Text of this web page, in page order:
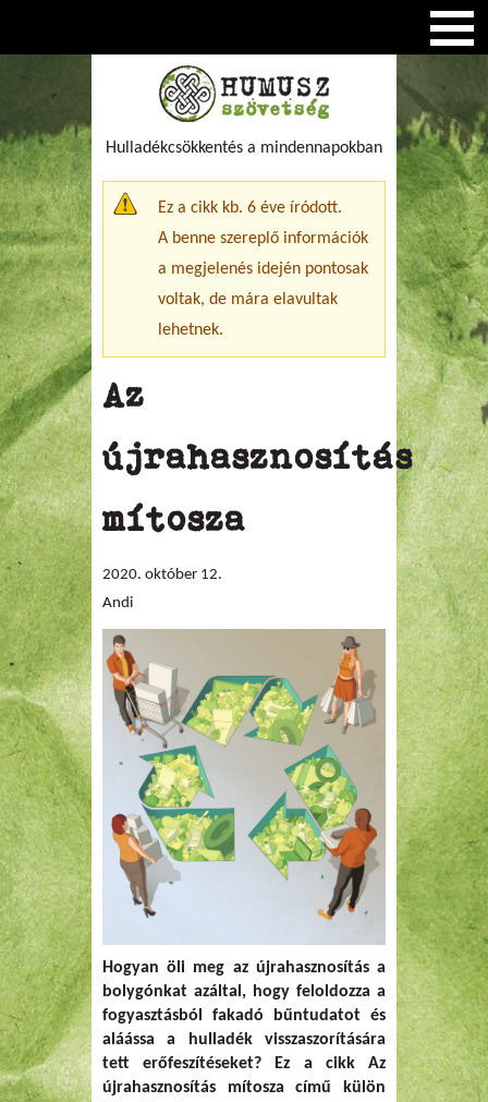
Hulladékcsökkentés a mindennapokban
Figyelmeztető üzenet
Ez a cikk kb. 6 éve íródott.
A benne szereplő információk
a megjelenés idején pontosak
voltak, de mára elavultak
lehetnek.
Az
újrahasznosítás
mítosza
2020. október 12.
Andi
Hogyan öli meg az újrahasznosítás a
bolygónkat azáltal, hogy feloldozza a
fogyasztásból fakadó bűntudatot és
aláássa a hulladék visszaszorítására
tett erőfeszítéseket? Ez a cikk Az
újrahasznosítás mítosza című külön